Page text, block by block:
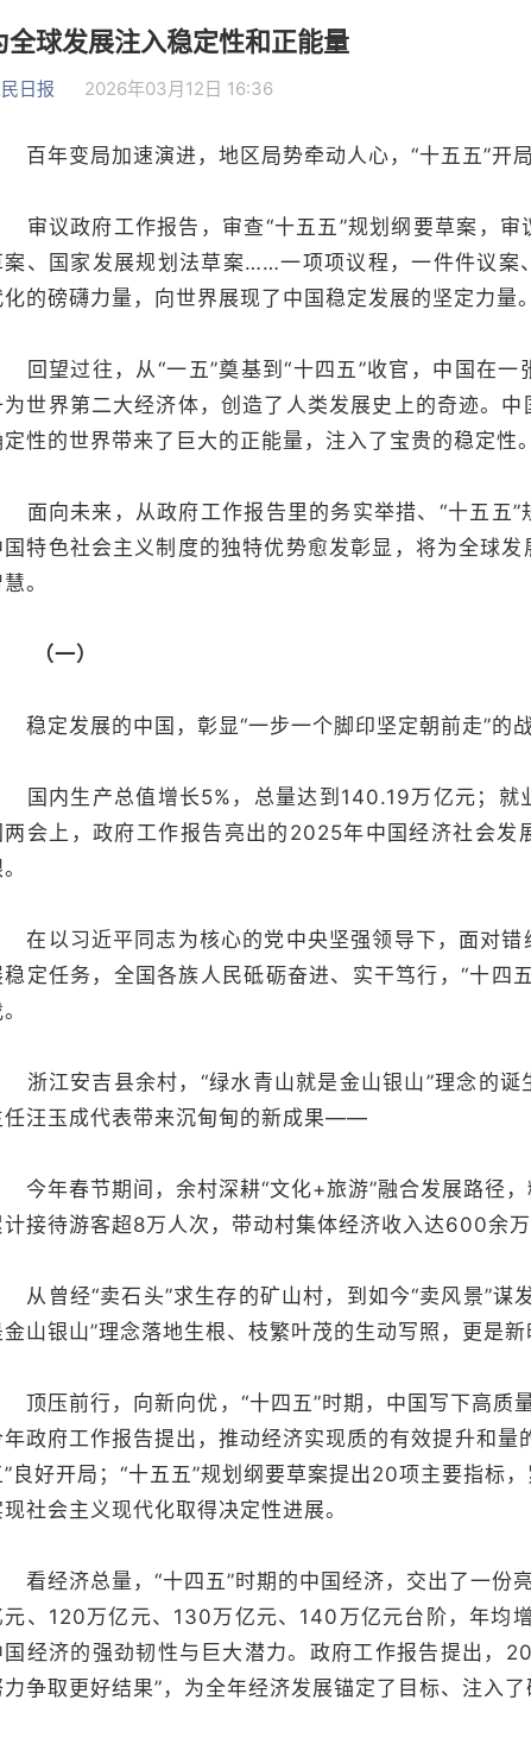
全球发展注入稳定性和正能量
日报 2026年03月12日 16:36
年变局加速演进，地区局势牵动人心，“十五五”开局
议政府工作报告，审查“十五五”规划纲要草案，审
案、国家发展规划法草案……一项项议程，一件件议案
化的磅礴力量，向世界展现了中国稳定发展的坚定力量。
望过往，从“一五”奠基到“十四五”收官，中国在一
为世界第二大经济体，创造了人类发展史上的奇迹。
定性的世界带来了巨大的正能量，注入了宝贵的稳定性。
向未来，从政府工作报告里的务实举措、“十五五”
国特色社会主义制度的独特优势愈发彰显，将为全球
。
（一）
定发展的中国，彰显“一步一个脚印坚定朝前走”的战
内生产总值增长5%，总量达到140.19万亿元；就
两会上，政府工作报告亮出的2025年中国经济社会发
以习近平同志为核心的党中央坚强领导下，面对错
稳定任务，全国各族人民砥砺奋进、实干笃行，“十四
江安吉县余村，“绿水青山就是金山银山”理念的诞
任汪玉成代表带来沉甸甸的新成果——
年春节期间，余村深耕“文化+旅游”融合发展路径，
计接待游客超8万人次，带动村集体经济收入达600余万
曾经“卖石头”求生存的矿山村，到如今“卖风景”谋
金山银山”理念落地生根、枝繁叶茂的生动写照，更是新
压前行，向新向优，“十四五”时期，中国写下高质
年政府工作报告提出，推动经济实现质的有效提升和量
”良好开局；“十五五”规划纲要草案提出20项主要指标
现社会主义现代化取得决定性进展。
经济总量，“十四五”时期的中国经济，交出了一份
元、120万亿元、130万亿元、140万亿元台阶，年均
国经济的强劲韧性与巨大潜力。政府工作报告提出，
力争取更好结果”，为全年经济发展锚定了目标、注入了